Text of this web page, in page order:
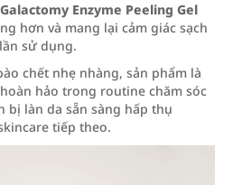
Enzyme Peeling Gel
hơn và mang lại cảm giác sạch
sử dụng.
chết nhẹ nhàng, sản phẩm là
hảo trong routine chăm sóc
bị làn da sẵn sàng hấp thụ
tiếp theo.